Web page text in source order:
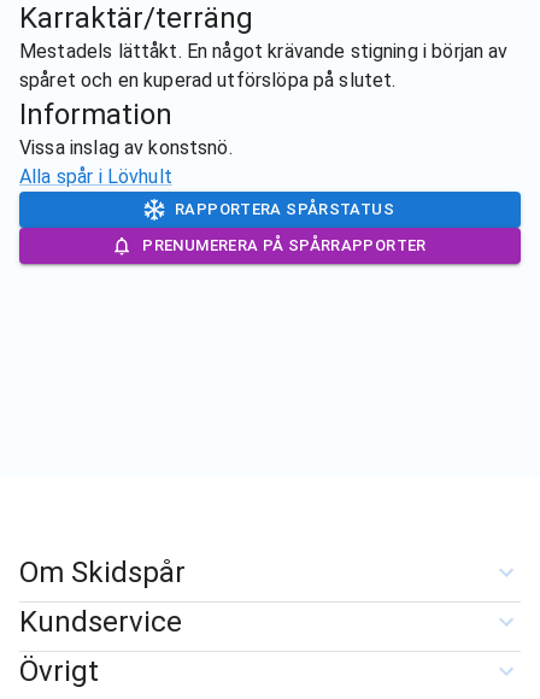
Karraktär/terräng
Mestadels lättåkt. En något krävande stigning i början av
spåret och en kuperad utförslöpa på slutet.
Information
Vissa inslag av konstsnö.
Alla spår i Lövhult
RAPPORTERA SPÅRSTATUS
PRENUMERERA PÅ SPÅRRAPPORTER
Om Skidspår
Kundservice
Övrigt